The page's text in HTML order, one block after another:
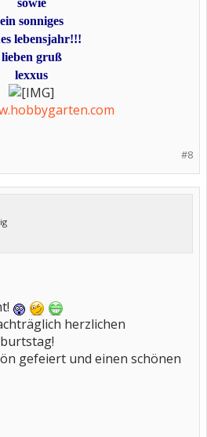
sowie
ein sonniges
lebensjahr!!!
lieben gruß
lexxus
#8
herzlichen
gefeiert und einen schönen